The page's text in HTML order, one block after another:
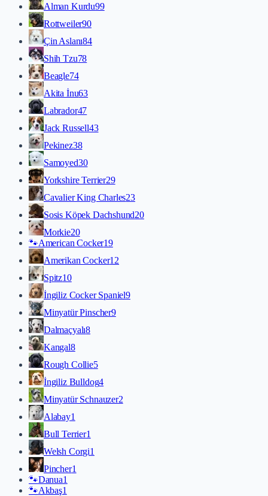
Alman Kurdu99
Rottweiler90
Çin Aslanı84
Shih Tzu78
Beagle74
Akita İnu63
Labrador47
Jack Russell43
Pekinez38
Samoyed30
Yorkshire Terrier29
Cavalier King Charles23
Sosis Köpek Dachshund20
Morkie20
🐾American Cocker19
Amerikan Cocker12
Spitz10
İngiliz Cocker Spaniel9
Minyatür Pinscher9
Dalmaçyalı8
Kangal8
Rough Collie5
İngiliz Bulldog4
Minyatür Schnauzer2
Alabay1
Bull Terrier1
Welsh Corgi1
Pincher1
🐾Danua1
🐾Akbaş1